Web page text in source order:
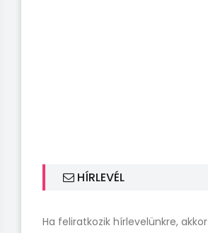
HÍRLEVÉL
Ha feliratkozik hírlevelünkre, akkor